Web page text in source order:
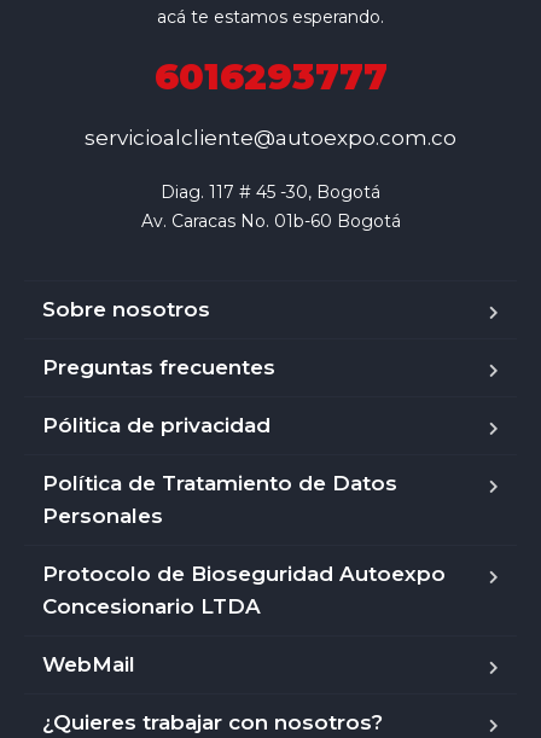
acá te estamos esperando.
6016293777
servicioalcliente@autoexpo.com.co
Diag. 117 # 45 -30, Bogotá
Av. Caracas No. 01b-60 Bogotá
Sobre nosotros
Preguntas frecuentes
Pólitica de privacidad
Política de Tratamiento de Datos
Personales
Protocolo de Bioseguridad Autoexpo
Concesionario LTDA
WebMail
¿Quieres trabajar con nosotros?